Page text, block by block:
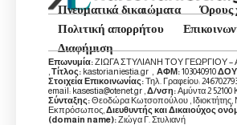
Πνευματικά δικαιώματα
Όρους
Πολιτική απορρήτου
Διαφήμιση
Επωνυμία:ΖΙΩΓΑ ΣΤΥΛΙΑΝΗ ΤΟΥ ΓΕΩΡΓΙΟΥ –
Τίτλος: kastorianiestia.gr , ΑΦΜ:103040910ΔΟΥ
Στοιχεία Επικοινωνίας:Τηλ. Γραφείου:
email: kasestia@otenet.gr , Δ/νση:Αμύντα 2 52100
Σύνταξης:Θεοδώρα Κωτσοπούλου , Ιδιοκτήτης,
Εκπρόσωπος, Διευθυντής και Δικαιούχος
(domain name):Ζιώγα Γ. Στυλιανή